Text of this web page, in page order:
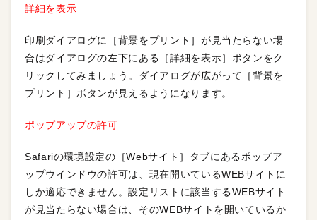
詳細を表示
印刷ダイアログに［背景をプリント］が見当たらない場
合はダイアログの左下にある［詳細を表示］ボタンをク
リックしてみましょう。ダイアログが広がって［背景を
プリント］ボタンが見えるようになります。
ポップアップの許可
Safariの環境設定の［Webサイト］タブにあるポップア
ップウインドウの許可は、現在開いているWEBサイトに
しか適応できません。設定リストに該当するWEBサイト
が見当たらない場合は、そのWEBサイトを開いているか